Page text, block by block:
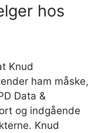
hos
Knud
ham måske,
Data &
og indgående
Knud